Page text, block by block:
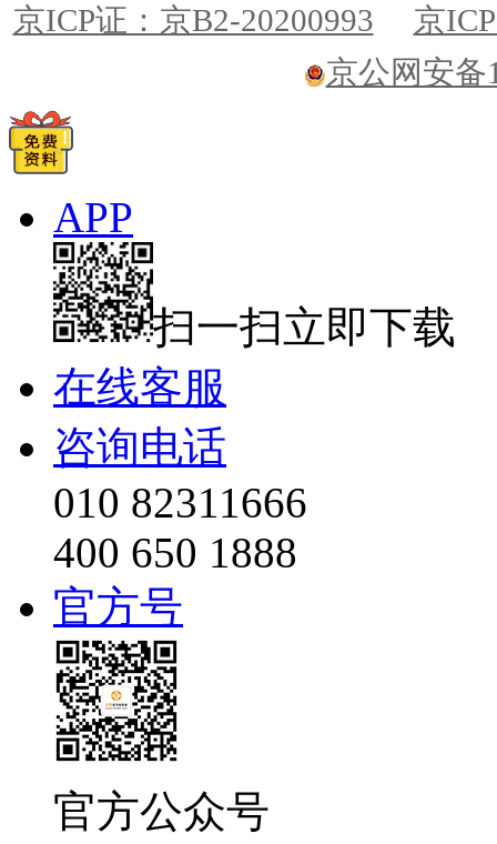
京ICP证：京B2-20200993
京
京公网安备
APP
扫一扫立即下载
在线客服
咨询电话
010 82311666
400 650 1888
官方号
官方公众号